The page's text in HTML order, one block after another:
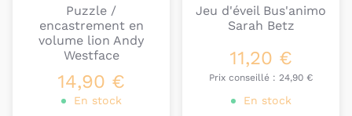
Puzzle /
encastrement en
volume lion Andy
Westface
14,90 €
En stock
Jeu d'éveil Bus'animo
Sarah Betz
11,20 €
Prix conseillé : 24,90 €
En stock